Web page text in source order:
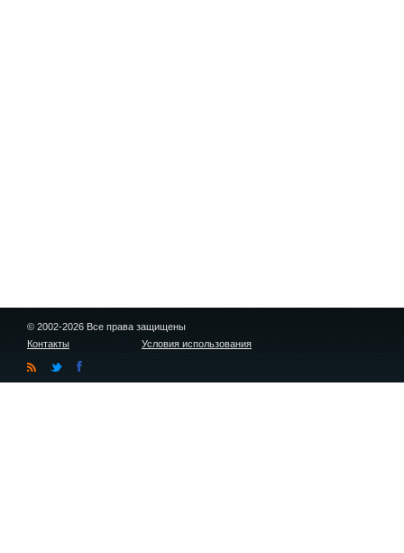
© 2002-2026 Все права защищены
Контакты
Условия использования